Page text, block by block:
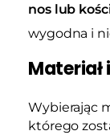
nos lub
wygodna i
Wybierając
którego